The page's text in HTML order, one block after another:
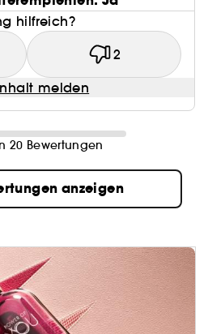
hilfreich?
2
melden
20 Bewertungen
anzeigen